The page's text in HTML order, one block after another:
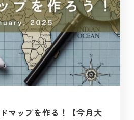
マップを作る！【今月大